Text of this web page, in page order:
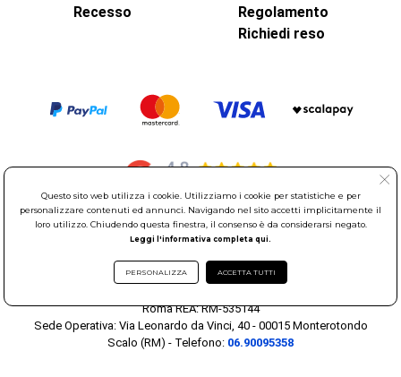
Recesso
Regolamento
Richiedi reso
© Elettroservice Spa - Sede Legale: Via Leonardo da Vinci, 40 -
00015 Monterotondo Scalo (RM)
Partita Iva: 01586761007 - Codice Fiscale: 06634500588 Capitale
Roma REA: RM-535144
Sede Operativa: Via Leonardo da Vinci, 40 - 00015 Monterotondo
Scalo (RM) - Telefono: 06.90095358
Questo sito web utilizza i cookie. Utilizziamo i cookie per statistiche e per
personalizzare contenuti ed annunci. Navigando nel sito accetti implicitamente il
loro utilizzo. Chiudendo questa finestra, il consenso è da considerarsi negato.
Leggi l'informativa completa qui.
PERSONALIZZA ACCETTA TUTTI